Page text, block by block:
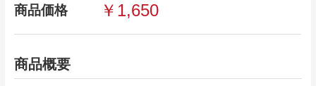
商品価格 ￥1,650
商品概要